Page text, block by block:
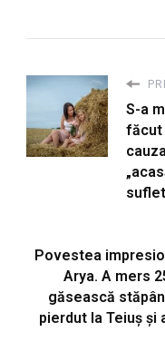
S-a
făcut
Povestea
Arya. A mers
găsească
pierdut la Teiuș